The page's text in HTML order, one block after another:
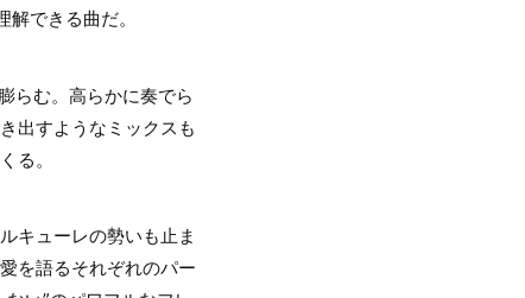
できる曲だ。
らむ。高らかに奏でら
出すようなミックスも
る。
キューレの勢いも止ま
を語るそれぞれのパー